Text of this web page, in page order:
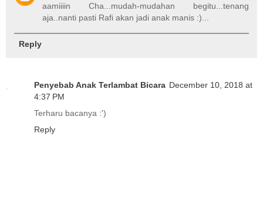
aamiiiin Cha...mudah-mudahan begitu...tenang
aja..nanti pasti Rafi akan jadi anak manis :)...
Reply
Penyebab Anak Terlambat Bicara December 10, 2018 at
4:37 PM
Terharu bacanya :')
Reply